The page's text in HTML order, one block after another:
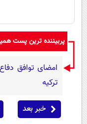
پربیننده ترین پست
امضای توافق
ترکیه
خبر بعد